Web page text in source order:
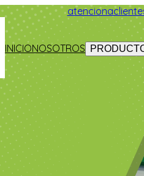
INICIONOSOTROS